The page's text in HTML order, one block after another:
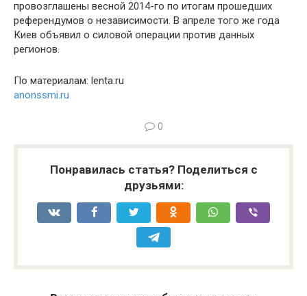
провозглашены весной 2014-го по итогам прошедших
референдумов о независимости. В апреле того же года
Киев объявил о силовой операции против данных
регионов.
По материалам: lenta.ru
anonssmi.ru
0
Понравилась статья? Поделиться с
друзьями: